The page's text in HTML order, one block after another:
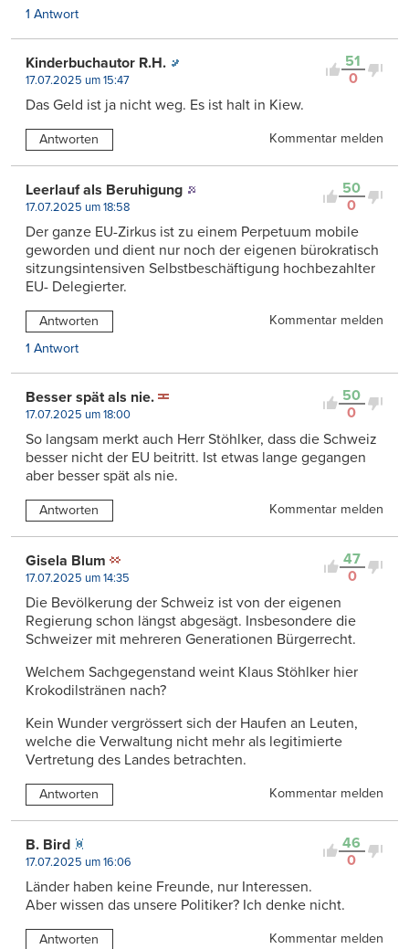
1 Antwort
51
0
Kinderbuchautor R.H.
17.07.2025 um 15:47
Das Geld ist ja nicht weg. Es ist halt in Kiew.
Antworten Kommentar melden
50
0
Leerlauf als Beruhigung
17.07.2025 um 18:58
Der ganze EU-Zirkus ist zu einem Perpetuum mobile
geworden und dient nur noch der eigenen bürokratisch
sitzungsintensiven Selbstbeschäftigung hochbezahlter
EU- Delegierter.
Antworten
Kommentar melden
1 Antwort
50
0
Besser spät als nie.
17.07.2025 um 18:00
So langsam merkt auch Herr Stöhlker, dass die Schweiz
besser nicht der EU beitritt. Ist etwas lange gegangen
aber besser spät als nie.
Antworten Kommentar melden
47
0
Gisela Blum
17.07.2025 um 14:35
Die Bevölkerung der Schweiz ist von der eigenen
Regierung schon längst abgesägt. Insbesondere die
Schweizer mit mehreren Generationen Bürgerrecht.
Welchem Sachgegenstand weint Klaus Stöhlker hier
Krokodilstränen nach?
Kein Wunder vergrössert sich der Haufen an Leuten,
welche die Verwaltung nicht mehr als legitimierte
Vertretung des Landes betrachten.
Antworten Kommentar melden
46
0
B. Bird
17.07.2025 um 16:06
Länder haben keine Freunde, nur Interessen.
Aber wissen das unsere Politiker? Ich denke nicht.
Antworten Kommentar melden